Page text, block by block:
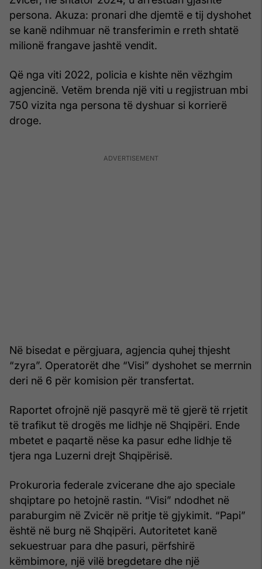
persona. Akuza: pronari dhe djemtë e tij dyshohet
se kanë ndihmuar në transferimin e rreth shtatë
milionë frangave jashtë vendit.
Që nga viti 2022, policia e kishte nën vëzhgim
agjencinë. Vetëm brenda një viti u regjistruan mbi
750 vizita nga persona të dyshuar si korrierë
droge.
Në bisedat e përgjuara, agjencia quhej thjesht
“zyra”. Operatorët dhe “Visi” dyshohet se merrnin
deri në 6 për komision për transfertat.
Raportet ofrojnë një pasqyrë më të gjerë të rrjetit
të trafikut të drogës me lidhje në Shqipëri. Ende
mbetet e paqartë nëse ka pasur edhe lidhje të
tjera nga Luzerni drejt Shqipërisë.
Prokuroria federale zvicerane dhe ajo speciale
shqiptare po hetojnë rastin. “Visi” ndodhet në
paraburgim në Zvicër në pritje të gjykimit. “Papi”
është në burg në Shqipëri. Autoritetet kanë
sekuestruar para dhe pasuri, përfshirë
këmbimore, një vilë bregdetare dhe një